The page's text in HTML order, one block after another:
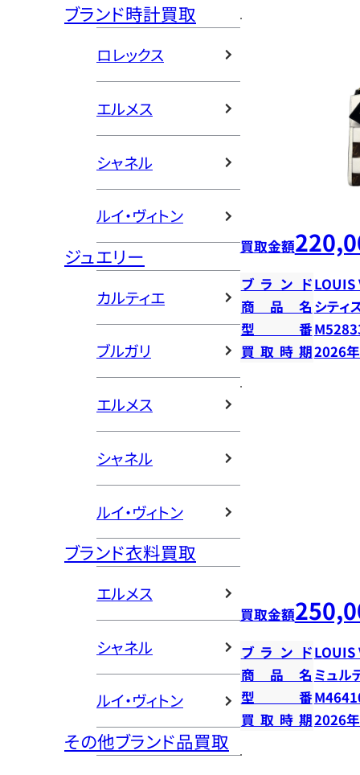
ブランド時計買取
ロレックス
エルメス
シャネル
ルイ・ヴィトン
ジュエリー
カルティエ
ブルガリ
エルメス
シャネル
ルイ・ヴィトン
ブランド衣料買取
エルメス
シャネル
ルイ・ヴィトン
その他ブランド品買取
買取金額
ブランドLOUIS
商品名 シティ
型番
買取時期2026
買取金額
ブランドLOUIS
商品名 ミュル
型番
買取時期2026